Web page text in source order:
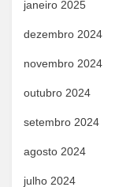
janeiro 2025
dezembro 2024
novembro 2024
outubro 2024
setembro 2024
agosto 2024
julho 2024